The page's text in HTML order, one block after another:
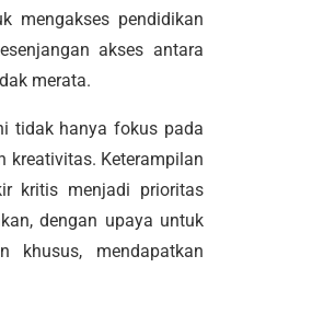
mengakses pendidikan
akses antara
merata.
tidak hanya fokus pada
kreativitas. Keterampilan
kritis menjadi prioritas
dengan upaya untuk
khusus, mendapatkan